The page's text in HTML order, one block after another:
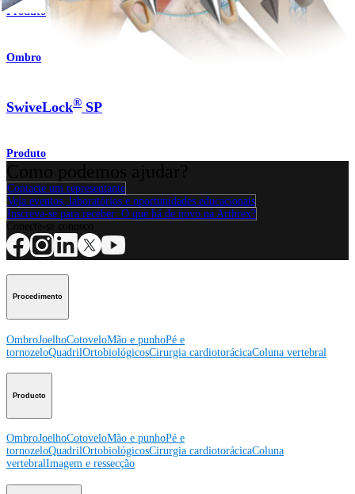
Produto
Ombro
SwiveLock® SP
Produto
Contacte um representante
Veja eventos, laboratórios e oportunidades educacionais
Inscreva-se para receber: O que há de novo na Arthrex?
Procedimento
OmbroJoelhoCotoveloMão e punhoPé e
tornozeloQuadrilOrtobiológicosCirurgia cardiotorácicaColuna vertebral
Producto
OmbroJoelhoCotoveloMão e punhoPé e
tornozeloQuadrilOrtobiológicosCirurgia cardiotorácicaColuna
vertebralImagem e ressecção